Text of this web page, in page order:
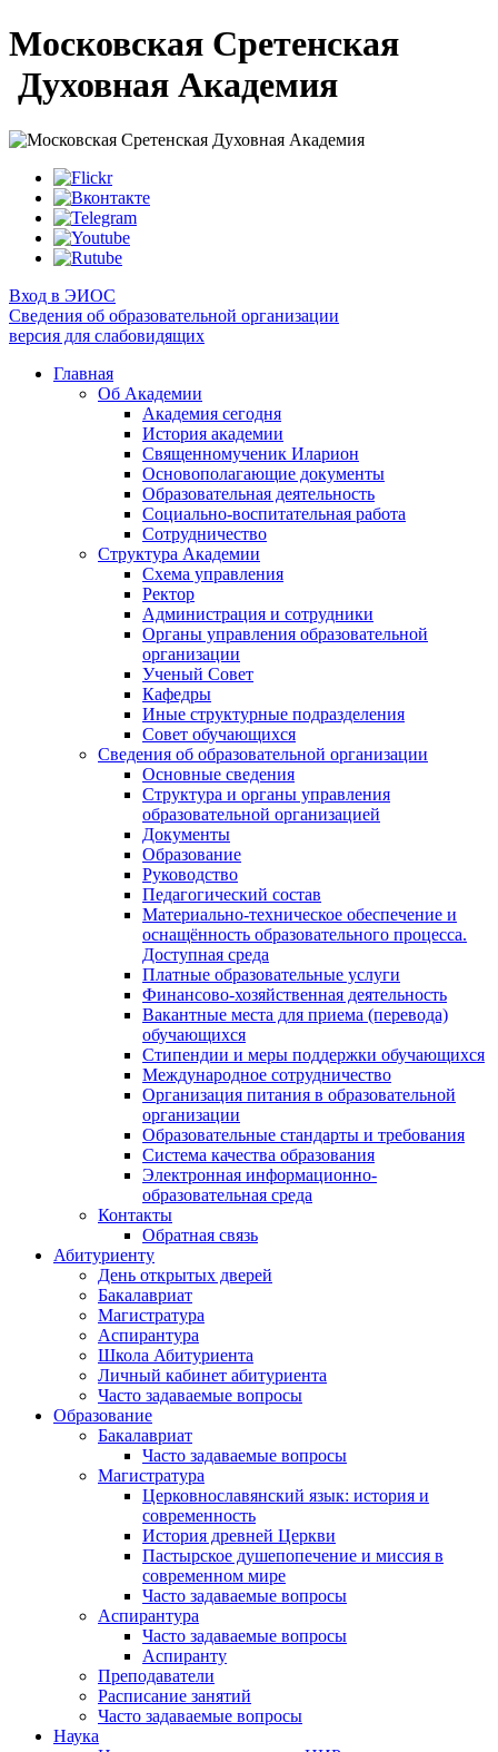
Московская Сретенская
Духовная Академия
Вход в ЭИОС
Сведения об образовательной организации
версия для слабовидящих
Главная
Об Академии
Академия сегодня
История академии
Священномученик Иларион
Основополагающие документы
Образовательная деятельность
Социально-воспитательная работа
Сотрудничество
Структура Академии
Схема управления
Ректор
Администрация и сотрудники
Органы управления образовательной
организации
Ученый Совет
Кафедры
Иные структурные подразделения
Совет обучающихся
Сведения об образовательной организации
Основные сведения
Структура и органы управления
образовательной организацией
Документы
Образование
Руководство
Педагогический состав
Материально-техническое обеспечение и
оснащённость образовательного процесса.
Доступная среда
Платные образовательные услуги
Финансово-хозяйственная деятельность
Вакантные места для приема (перевода)
обучающихся
Стипендии и меры поддержки обучающихся
Международное сотрудничество
Организация питания в образовательной
организации
Образовательные стандарты и требования
Система качества образования
Электронная информационно-
образовательная среда
Контакты
Обратная связь
Абитуриенту
День открытых дверей
Бакалавриат
Магистратура
Аспирантура
Школа Абитуриента
Личный кабинет абитуриента
Часто задаваемые вопросы
Образование
Бакалавриат
Часто задаваемые вопросы
Магистратура
Церковнославянский язык: история и
современность
История древней Церкви
Пастырское душепопечение и миссия в
современном мире
Часто задаваемые вопросы
Аспирантура
Часто задаваемые вопросы
Аспиранту
Преподаватели
Расписание занятий
Часто задаваемые вопросы
Наука